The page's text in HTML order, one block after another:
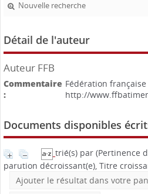
Nouvelle recherche
Détail de l'auteur
Auteur FFB
Commentaire
:
Fédération
http://
Documents disponibles
trié(s) par (Pertinence
parution décroissant(e), Titre
Ajouter le résultat dans votre